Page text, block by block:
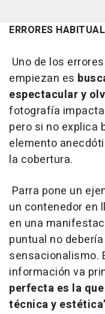
ERRORES
Uno de los
empiezan es
espectacular y
fotografía
pero si no explica
elemento
la cobertura.
Parra pone un
un contenedor en
en una
puntual no
sensacionalismo.
información va
perfecta es la
técnica y